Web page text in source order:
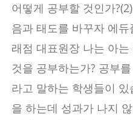
공
부
할
것
인
가?
공
잘
어떻게 공부할 것인가
음과 태도를 바꾸자 에
래점 대표원장 나는 아
것을 공부하는가? 공부
라고 말하는 학생들이
을 하는데 성과가 나지